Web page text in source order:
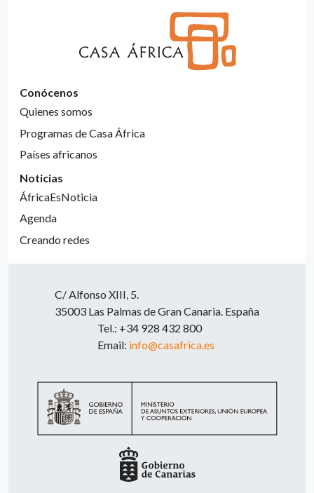
Conócenos
Quienes somos
Programas de Casa África
Países africanos
Noticias
ÁfricaEsNoticia
Agenda
Creando redes
C/ Alfonso XIII, 5.
35003 Las Palmas de Gran Canaria. España
Tel.: +34 928 432 800
Email: info@casafrica.es